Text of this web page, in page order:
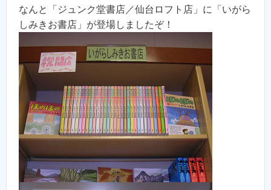
なんと「ジュンク堂書店／仙台ロフト店」に「いがら
しみきお書店」が登場しましたぞ！